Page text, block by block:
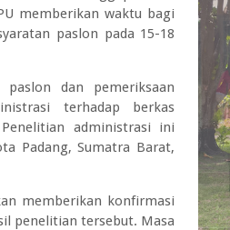
memberikan waktu bagi
paslon pada 15-18
dan pemeriksaan
terhadap berkas
administrasi ini
Padang, Sumatra Barat,
memberikan konfirmasi
penelitian tersebut. Masa